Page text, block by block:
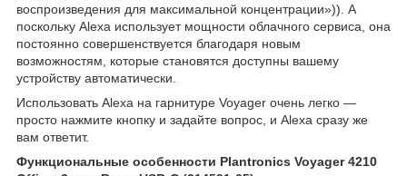
воспроизведения для максимальной концентрации»)). А
поскольку Alexa использует мощности облачного сервиса, она
постоянно совершенствуется благодаря новым
возможностям, которые становятся доступны вашему
устройству автоматически.
Использовать Alexa на гарнитуре Voyager очень легко —
просто нажмите кнопку и задайте вопрос, и Alexa сразу же
вам ответит.
Функциональные особенности Plantronics Voyager 4210